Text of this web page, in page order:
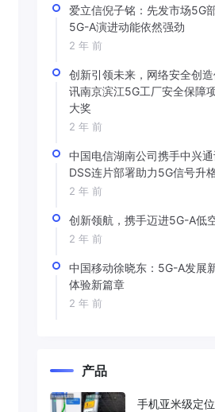
爱立信倪子铭：先发市场5G
5G-A演进动能依然强劲
2 年 前
创新引领未来，网络安全创
讯南京滨江5G工厂安全保障
大奖
2 年 前
中国电信湖南公司携手中兴
DSS连片部署助力5G信号升
2 年 前
创新领航，携手迈进5G-A低
2 年 前
中国移动徐晓东：5G-A发展
体验新篇章
2 年 前
产品
手机亚米级定